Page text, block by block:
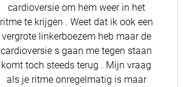
cardioversie om hem weer in het
ritme te krijgen . Weet dat ik ook een
vergrote linkerboezem heb maar de
cardioversie s gaan me tegen staan
komt toch steeds terug . Mijn vraag
als je ritme onregelmatig is maar